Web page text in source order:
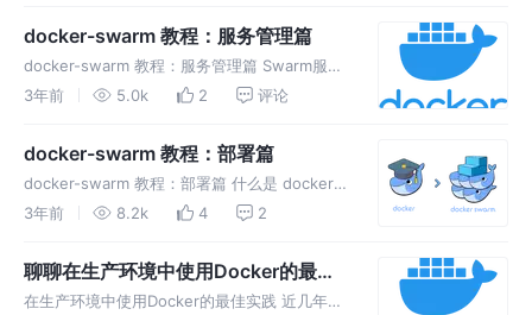
可以使用docker stac
docker-swarm 教程：服务管理篇
docker-swarm 教程：服务管理篇 Swarm服务
使用声明性模型，这意味着我们定义服务的所需
下信息（但不限于）： 服务容器应该运行的镜
3年前 5.0k 2 评论
docker-swarm 教程：部署篇
docker-swarm 教程：部署篇 什么是 docker
swarm ？ Swarm是Docker公司推出的用来管
成的开发的， 它是将一群 Dock
3年前 8.2k 4 2
聊聊在生产环境中使用Docker的最佳
实践
在生产环境中使用Docker的最佳实践 近几年